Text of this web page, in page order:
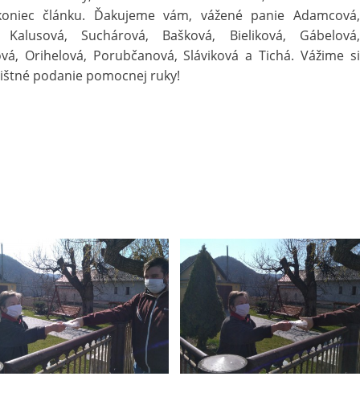
článku. Ďakujeme vám, vážené panie Adamcová,
Suchárová, Bašková, Bieliková, Gábelová,
Orihelová, Porubčanová, Sláviková a Tichá. Vážime si
podanie pomocnej ruky!